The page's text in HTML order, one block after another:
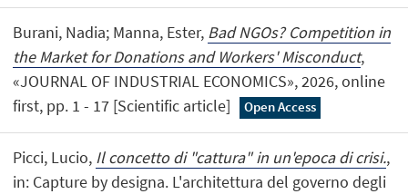
Burani, Nadia; Manna, Ester, Bad NGOs? Competition in
the Market for Donations and Workers' Misconduct,
«JOURNAL OF INDUSTRIAL ECONOMICS», 2026, online
first, pp. 1 - 17 [Scientific article]
Open Access
Picci, Lucio, Il concetto di "cattura" in un'epoca di crisi.,
in: Capture by designa. L'architettura del governo degli